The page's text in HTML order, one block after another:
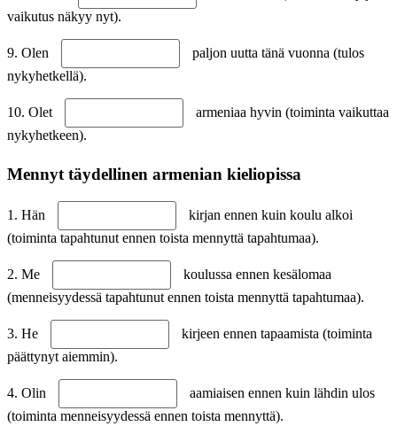
vaikutus näkyy nyt).
9. Olen
paljon uutta tänä vuonna (tulos
nykyhetkellä).
10. Olet
armeniaa hyvin (toiminta vaikuttaa
nykyhetkeen).
Mennyt täydellinen armenian kieliopissa
1. Hän
kirjan ennen kuin koulu alkoi
(toiminta tapahtunut ennen toista mennyttä tapahtumaa).
2. Me
koulussa ennen kesälomaa
(menneisyydessä tapahtunut ennen toista mennyttä tapahtumaa).
3. He
kirjeen ennen tapaamista (toiminta
päättynyt aiemmin).
4. Olin
aamiaisen ennen kuin lähdin ulos
(toiminta menneisyydessä ennen toista mennyttä).